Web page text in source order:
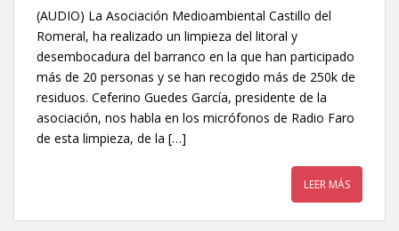
(AUDIO) La Asociación Medioambiental Castillo del
Romeral, ha realizado un limpieza del litoral y
desembocadura del barranco en la que han participado
más de 20 personas y se han recogido más de 250k de
residuos. Ceferino Guedes García, presidente de la
asociación, nos habla en los micrófonos de Radio Faro
de esta limpieza, de la […]
LEER MÁS